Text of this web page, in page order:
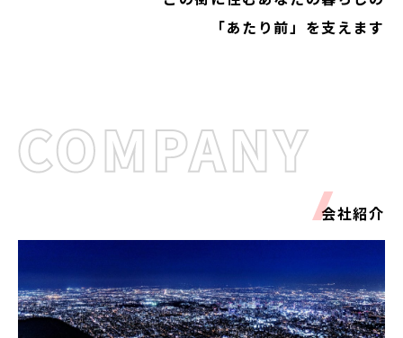
企業理念
施工実績
エントリー
「あたり前」を支えます
会社紹介